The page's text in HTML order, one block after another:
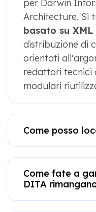
per Darwin
Architecture. Si
basato su XML
distribuzione di
orientati
redattori tecnici
modulari
Come posso
Come fate a
DITA